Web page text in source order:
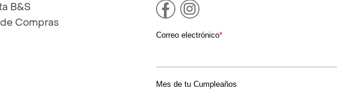
B&S
Compras